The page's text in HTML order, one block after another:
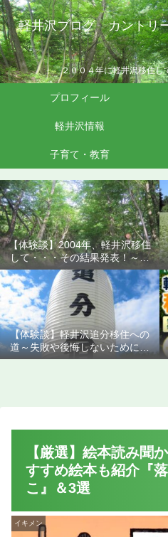
軽井沢ブログ カントリ
２００４年に軽井沢移住し
プロフィール
軽井沢情報
子育て・教育
【体験談】2004年、軽井沢移住
して・・・その結果発表！～失
敗や後悔しないために知ってお
きたいこと
【体験談】軽井沢追分移住への
道～失敗や後悔しないために知
っておきたいこと
【厳選】絵本読み
すすめ絵本も紹介『
こ』＆3選
イキメン